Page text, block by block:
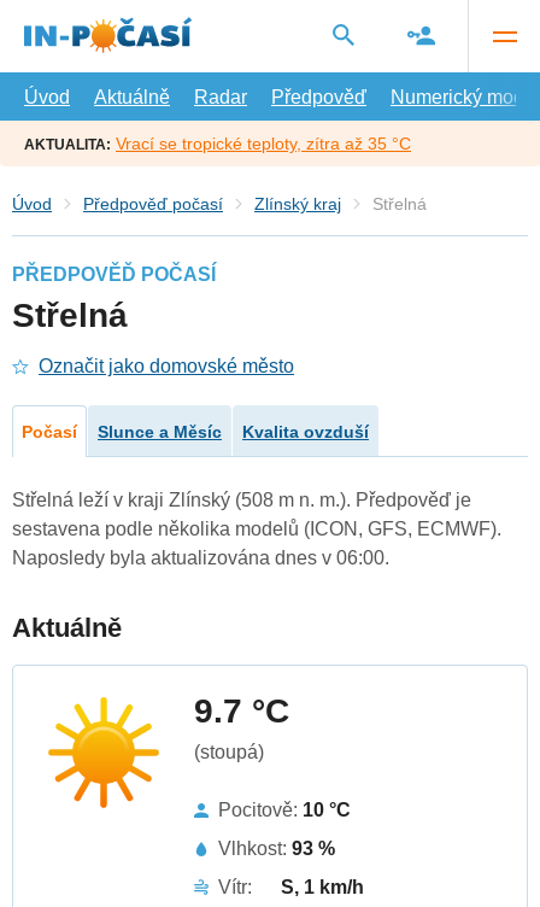
hlavní
Úvod
Aktuálně Radar Předpověď Numerický model
AKTUALITA: Vrací se tropické teploty, zítra až 35 °C
Úvod Předpověď počasí Zlínský kraj Střelná
PŘEDPOVĚĎ POČASÍ
Střelná
Označit jako domovské město
Počasí Slunce a Měsíc Kvalita ovzduší
Střelná leží v kraji Zlínský (508 m n. m.). Předpověď je
sestavena podle několika modelů (ICON, GFS, ECMWF).
Naposledy byla aktualizována dnes v 06:00.
Aktuálně
9.7 °C
(stoupá)
Pocitově: 10 °C
Vlhkost: 93 %
Vítr:
S, 1 km/h